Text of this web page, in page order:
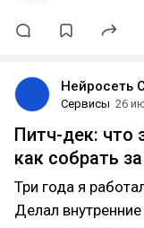
Нейросеть
Сервисы 26
Питч-дек: что
как собрать
Три года я
Делал